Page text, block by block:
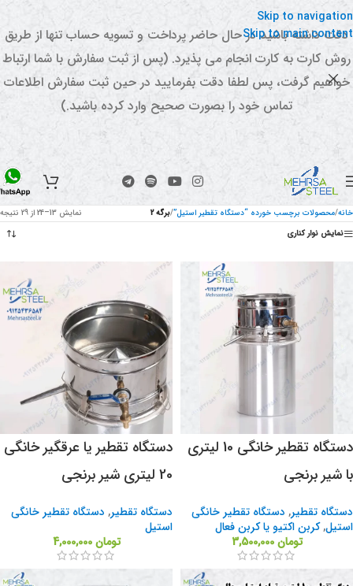
Skip to navigation
Skip to main content
دقت داشته باشید در حال حاضر پرداخت و تسویه حساب تنها از طریق
روش کارت به کارت انجام می پذیرد. (پس از ثبت سفارش با شما ارتباط
خواهیم گرفت، پس لطفا دقت بفرمایید در حین ثبت سفارش اطلاعات
تماس خود را بصورت صحیح وارد کرده باشید.)
خانه/محصولات برچسب خورده “دستگاه تقطیر استیل”/برگه 3
نمایش 25–29 از 29 نتیجه
نمایش نوار کناری
دستگاه تقطیر خانگی 10 لیتری
با شیر برنجی
دستگاه تقطیر, دستگاه تقطیر خانگی
استیل,کربن اکتیو یا کربن فعال
تومان3,500,000
دستگاه تقطیر یا عرقگیر خانگی
20 لیتری شیر برنجی
دستگاه تقطیر, دستگاه تقطیر خانگی
استیل
تومان4,000,000